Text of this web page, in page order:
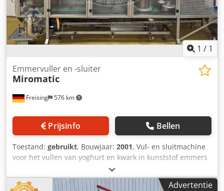
1 / 1
Freising 576 km
Emmervuller en -sluiter
Miromatic
Prijsinfo Bellen
Toestand: gebruikt, Bouwjaar: 2001, Vul- en sluitmachine
voor het vullen van yoghurt en kwark in kunststof emmers
van verschillende formaten. De kunststof emmers worden
automatisch uit de emmerstapel in het emmermagazijn op
de transportband geplaatst. Voor het vullen worden de
Advertentie